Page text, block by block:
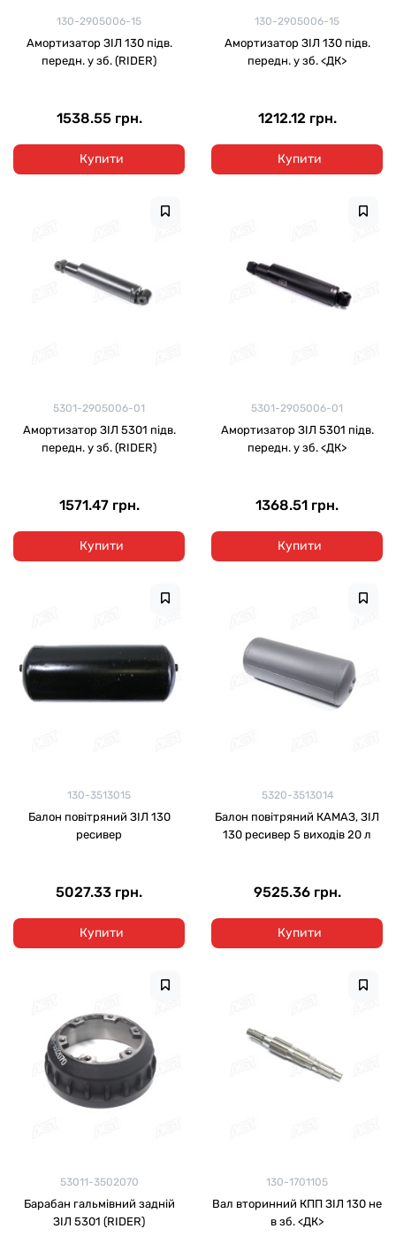
130-2905006-15
Амортизатор ЗІЛ 130 підв.
передн. у зб. (RIDER)
1538.55 грн.
Купити
130-2905006-15
Амортизатор ЗІЛ 130 підв.
передн. у зб. <ДК>
1212.12 грн.
Купити
5301-2905006-01
Амортизатор ЗІЛ 5301 підв.
передн. у зб. (RIDER)
1571.47 грн.
Купити
5301-2905006-01
Амортизатор ЗІЛ 5301 підв.
передн. у зб. <ДК>
1368.51 грн.
Купити
130-3513015
Балон повітряний ЗІЛ 130
ресивер
5027.33 грн.
Купити
5320-3513014
Балон повітряний КАМАЗ, ЗІЛ
130 ресивер 5 виходів 20 л
9525.36 грн.
Купити
53011-3502070
Барабан гальмівний задній
ЗІЛ 5301 (RIDER)
130-1701105
Вал вторинний КПП ЗІЛ 130 не
в зб. <ДК>